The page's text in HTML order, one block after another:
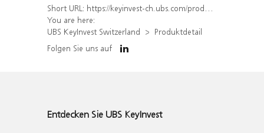
Short URL: https://keyinvest-ch.ubs.com/produkt/detail/index/isin/CH1567410787
You are here:
UBS KeyInvest Switzerland
Produktdetail
Folgen Sie uns auf
Entdecken Sie UBS KeyInvest